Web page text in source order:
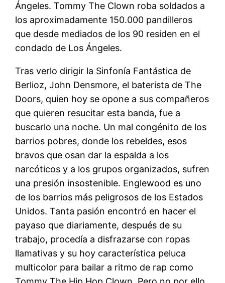
Ángeles. Tommy The Clown roba soldados a
los aproximadamente 150.000 pandilleros
que desde mediados de los 90 residen en el
condado de Los Ángeles.
Tras verlo dirigir la Sinfonía Fantástica de
Berlioz, John Densmore, el baterista de The
Doors, quien hoy se opone a sus compañeros
que quieren resucitar esta banda, fue a
buscarlo una noche. Un mal congénito de los
barrios pobres, donde los rebeldes, esos
bravos que osan dar la espalda a los
narcóticos y a los grupos organizados, sufren
una presión insostenible. Englewood es uno
de los barrios más peligrosos de los Estados
Unidos. Tanta pasión encontró en hacer el
payaso que diariamente, después de su
trabajo, procedía a disfrazarse con ropas
llamativas y su hoy característica peluca
multicolor para bailar a ritmo de rap como